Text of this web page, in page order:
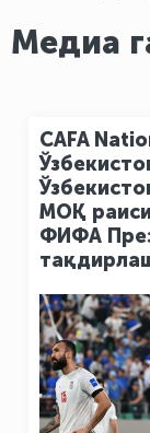
Медиа
CAFA
МОҚ
ФИФА